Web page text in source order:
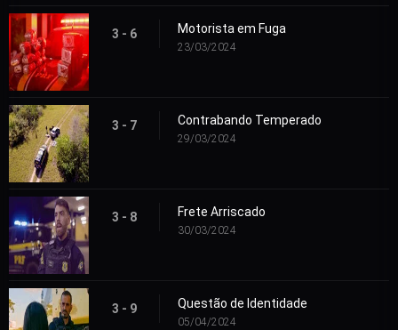
3 - 6 Motorista em Fuga
23/03/2024
3 - 7 Contrabando Temperado
29/03/2024
3 - 8 Frete Arriscado
30/03/2024
3 - 9 Questão de Identidade
05/04/2024